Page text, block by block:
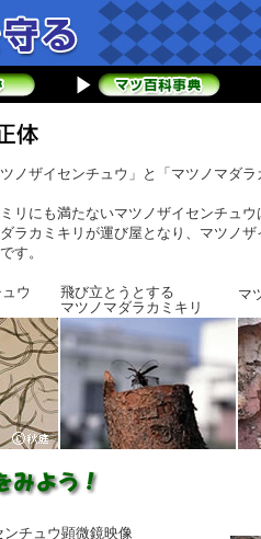
ノザイセンチュウ」と「マツノマダラ
リにも満たないマツノザイセンチュウ
ラカミキリが運び屋となり、マツノ
す。
ウ
飛び立とうとする
マツノマダラカミキリ
マ
ンチュウ顕微鏡映像